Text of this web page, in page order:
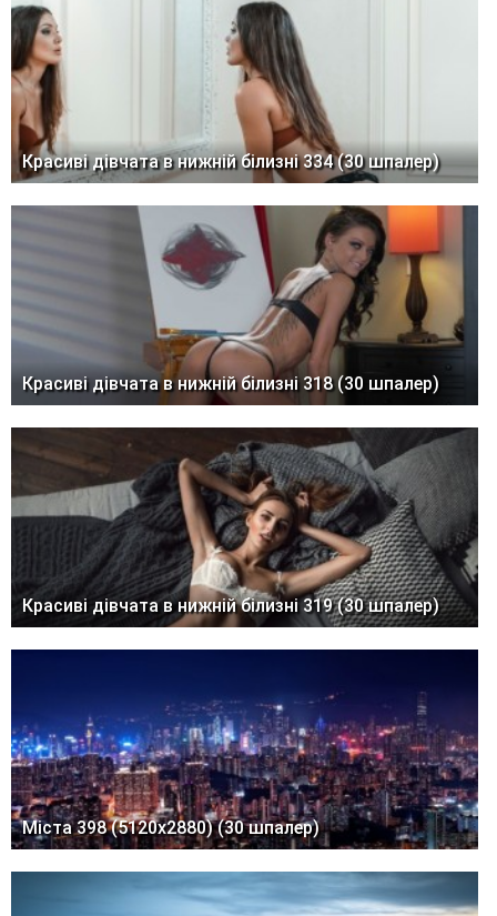
Красиві дівчата в нижній білизні 334 (30 шпалер)
Красиві дівчата в нижній білизні 318 (30 шпалер)
Красиві дівчата в нижній білизні 319 (30 шпалер)
Міста 398 (5120x2880) (30 шпалер)